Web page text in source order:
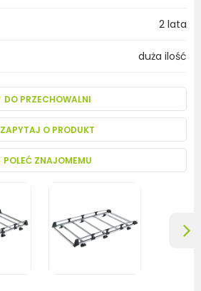
2 lata
duża ilość
DO PRZECHOWALNI
ZAPYTAJ O PRODUKT
POLEĆ ZNAJOMEMU